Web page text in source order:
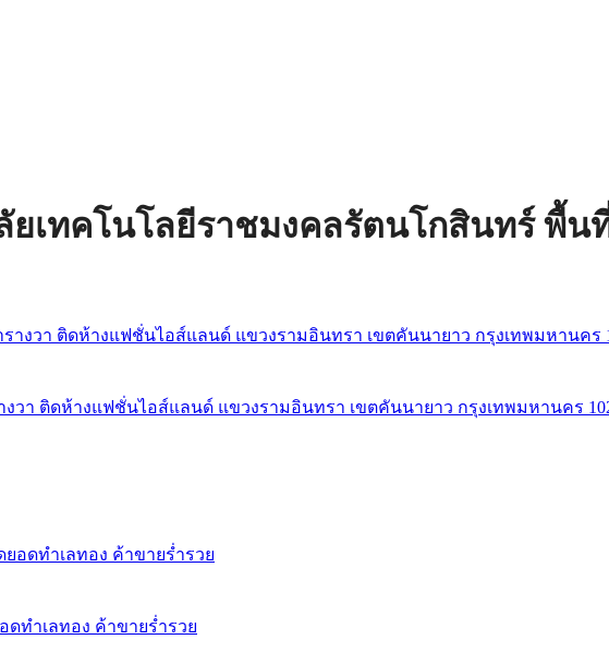
เทคโนโลยีราชมงคลรัตนโกสินทร์ พื้น
งวา ติดห้างแฟชั่นไอส์แลนด์ แขวงรามอินทรา เขตคันนายาว กรุงเทพมหานคร
ทำเลทอง ค้าขายร่ำรวย